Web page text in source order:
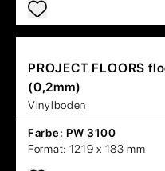
PROJECT FLOORS
(0,2mm)
Vinylboden
Farbe: PW 3100
Format: 1219 x 183 mm